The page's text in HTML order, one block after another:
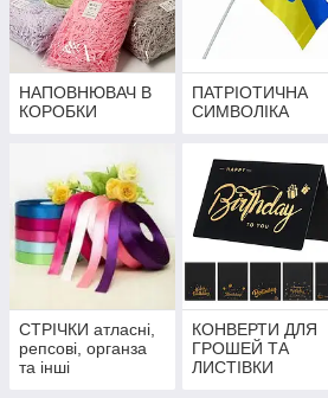
НАПОВНЮВАЧ В
КОРОБКИ
ПАТРІОТИЧНА
СИМВОЛІКА
СТРІЧКИ атласні,
репсові, органза
та інші
КОНВЕРТИ ДЛЯ
ГРОШЕЙ ТА
ЛИСТІВКИ